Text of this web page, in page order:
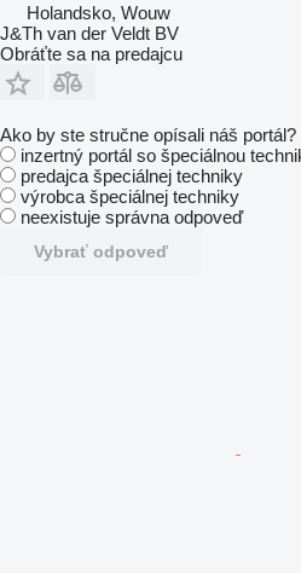
Holandsko, Wouw
J&Th van der Veldt BV
Obráťte sa na predajcu
Ako by ste stručne opísali náš portál?
inzertný portál so špeciálnou
predajca špeciálnej techniky
výrobca špeciálnej techniky
neexistuje správna odpoveď
Vybrať odpoveď